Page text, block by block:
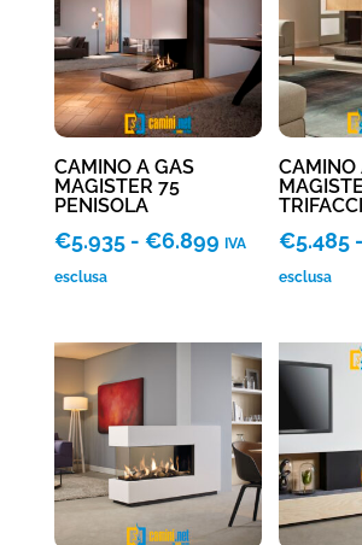
€5.940
CAMINO A GAS
MAGISTER 75
PENISOLA
€5.935 - €6.899Fascia
€5.935
€6.899
IVA
esclusa
CAMINO
€5.485 -
esclusa